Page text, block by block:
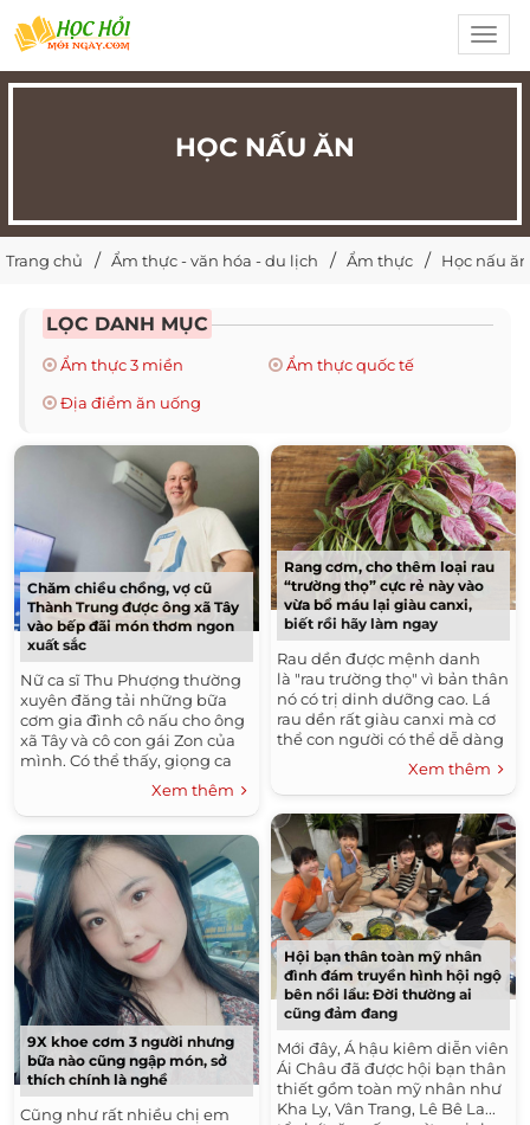
HỌC NẤU ĂN
Trang chủ Ẩm thực - văn hóa - du lịch Ẩm thực Học nấu ăn
LỌC DANH MỤC
Ẩm thực 3 miền
Ẩm thực quốc tế
Địa điểm ăn uống
Chăm chiều chồng, vợ cũ
Thành Trung được ông xã Tây
vào bếp đãi món thơm ngon
xuất sắc
Nữ ca sĩ Thu Phượng thường
xuyên đăng tải những bữa
cơm gia đình cô nấu cho ông
xã Tây và cô con gái Zon của
mình. Có thể thấy, giọng ca
Sao Mai Điểm Hẹn khá đảm
đang. Với cô, niềm hạnh...
Xem thêm
9X khoe cơm 3 người nhưng
bữa nào cũng ngập món, sở
thích chính là nghề
Cũng như rất nhiều chị em
Rang cơm, cho thêm loại rau
“trường thọ” cực rẻ này vào
vừa bổ máu lại giàu canxi,
biết rồi hãy làm ngay
Rau dền được mệnh danh
là "rau trường thọ" vì bản thân
nó có trị dinh dưỡng cao. Lá
rau dền rất giàu canxi mà cơ
thể con người có thể dễ dàng
hấp thụ. Đồng thời rau
dền cũng rất giàu...
Xem thêm
Hội bạn thân toàn mỹ nhân
đình đám truyền hình hội ngộ
bên nồi lẩu: Đời thường ai
cũng đảm đang
Mới đây, Á hậu kiêm diễn viên
Ái Châu đã được hội bạn thân
thiết gồm toàn mỹ nhân như
Kha Ly, Vân Trang, Lê Bê La...